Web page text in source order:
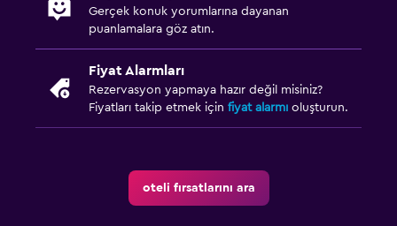
Gerçek konuk yorumlarına dayanan
puanlamalara göz atın.
Fiyat Alarmları
Rezervasyon yapmaya hazır değil misiniz?
Fiyatları takip etmek için fiyat alarmı oluşturun.
oteli fırsatlarını ara